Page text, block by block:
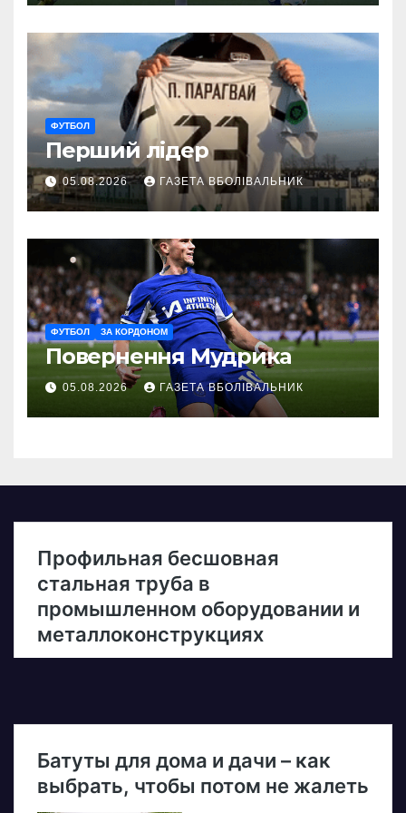
ФУТБОЛ
Перший лідер
05.08.2026 ГАЗЕТА ВБОЛІВАЛЬНИК
ФУТБОЛ ЗА КОРДОНОМ
Повернення Мудрика
05.08.2026 ГАЗЕТА ВБОЛІВАЛЬНИК